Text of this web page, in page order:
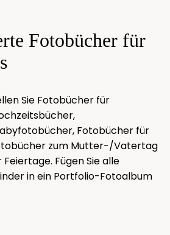
Fotobücher für
Sie Fotobücher für
Fotobücher für
zum Mutter-/Vatertag
Fügen Sie alle
in ein Portfolio-Fotoalbum